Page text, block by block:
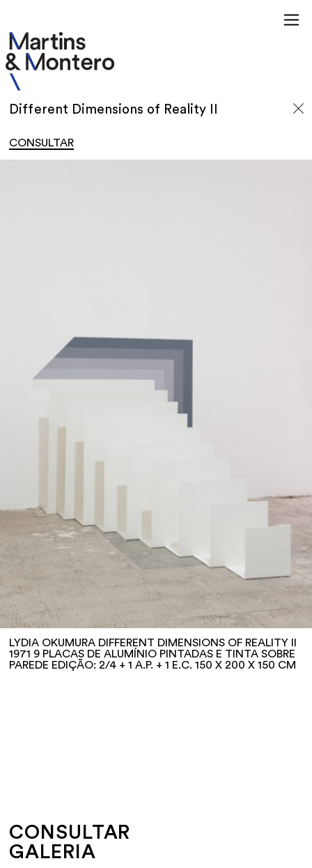
Different Dimensions of Reality II
CONSULTAR
LYDIA OKUMURA DIFFERENT DIMENSIONS OF REALITY II
1971 9 PLACAS DE ALUMÍNIO PINTADAS E TINTA SOBRE
PAREDE EDIÇÃO: 2/4 + 1 A.P. + 1 E.C. 150 X 200 X 150 CM
CONSULTAR
GALERIA